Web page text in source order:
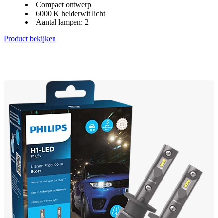
Compact ontwerp
6000 K helderwit licht
Aantal lampen: 2
Product bekijken